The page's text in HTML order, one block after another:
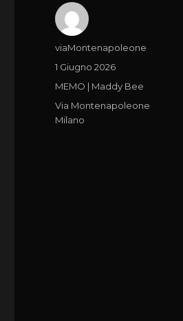
Autore
viaMontenapoleone
Pubblicato
1 Giugno 2026
Categorie
MEMO | Maddy Bee
Tag
Via Montenapoleone
Milano